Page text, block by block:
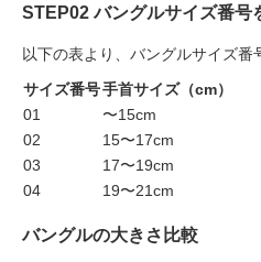
STEP02 バングルサイズ番号
以下の表より、バングルサイズ番
サイズ番号手首サイズ（cm）
01
〜15cm
02
15〜17cm
03
17〜19cm
04
19〜21cm
バングルの大きさ比較